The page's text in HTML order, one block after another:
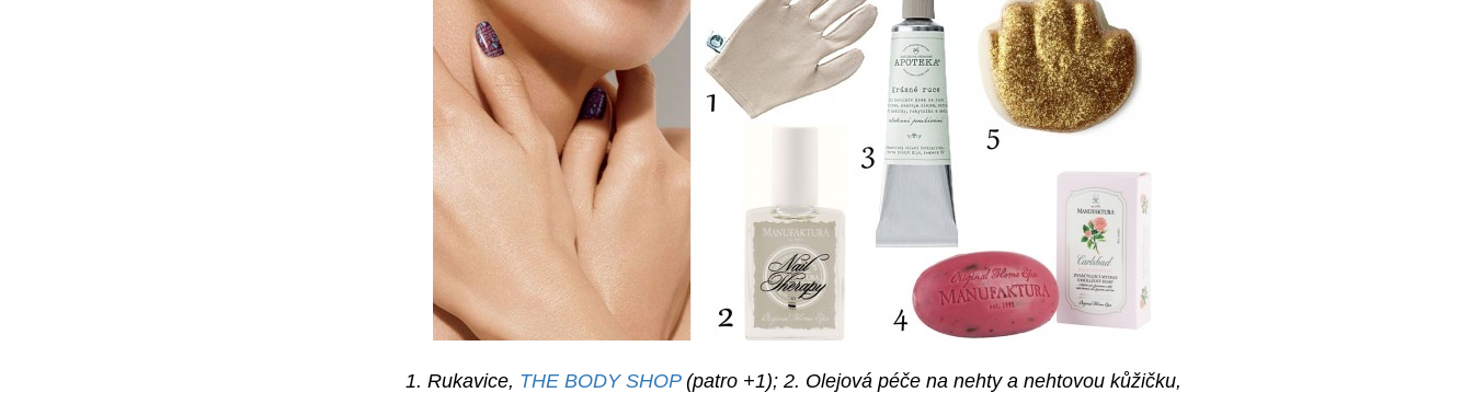
1. Rukavice, THE BODY SHOP(patro +1); 2. Olejová péče na nehty a nehtovou kůžičku,